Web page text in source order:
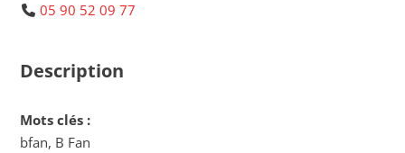
05 90 52 09 77
Description
Mots clés :
bfan, B Fan